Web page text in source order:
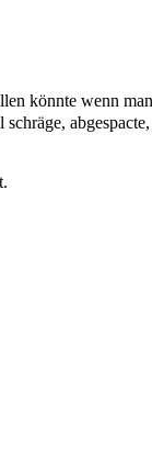
könnte wenn